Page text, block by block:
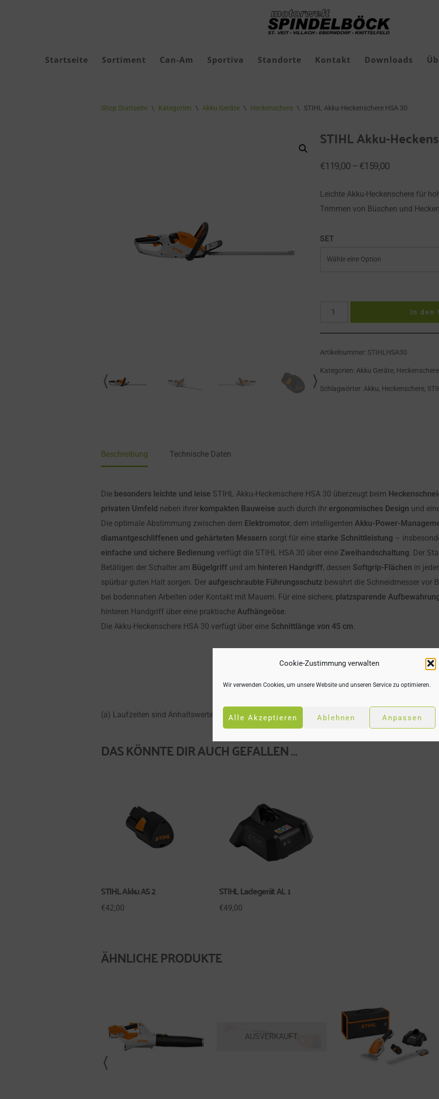
Cookie-Zustimmung verwalten
Wir verwenden Cookies, um unsere Website und unseren Service zu optimieren.
Alle Akzeptieren Ablehnen Anpassen
Startseite Sortiment Can-Am Sportiva Standorte Kontakt Downloads
Akkus & Ladegeräte Geschenkgutscheine
Roborock Zubehör
Shop Startseite \ Kategorien \ Akku Geräte \ Heckenschere \ STIHL Akku-Heckenschere HSA 30
STIHL Akku-
€119,00– €159,00
Leichte Akku-Heckenschere für
Trimmen von Büschen und
SET
In den
Artikelnummer: STIHLHSA30
Kategorien:Akku Geräte, Heckenschere
Schlagwörter:Akku, Heckenschere,
Beschreibung Technische Daten
Die besonders leichte und leise STIHL Akku-Heckenschere HSA 30 überzeugt beim
privaten Umfeld neben ihrer kompakten Bauweise auch durch ihr ergonomisches Design und
Die optimale Abstimmung zwischen dem Elektromotor, dem intelligenten Akku-Power-
diamantgeschliffenen und gehärteten Messern sorgt für eine starke Schnittleistung –
einfache und sichere Bedienung verfügt die STIHL HSA 30 über eine Zweihandschaltung . Der
Betätigen der Schalter am Bügelgriff und am hinteren Handgriff, dessen Softgrip-Flächen in
spürbar guten Halt sorgen. Der aufgeschraubte Führungsschutz bewahrt die Schneidmesser vor
bei bodennahen Arbeiten oder Kontakt mit Mauern. Für eine sichere, platzsparende
hinteren Handgriff über eine praktische Aufhängeöse
Die Akku-Heckenschere HSA 30 verfügt über eine Schnittlänge von 45 cm
(a) Laufzeiten sind Anhaltswerte und können je nach Anwendung variieren.
DAS KÖNNTE DIR AUCH GEFALLEN …
STIHL Akku AS 2
€42,00
STIHL Ladegerät AL 1
€49,00
ÄHNLICHE PRODUKTE
AUSVERKAUFT